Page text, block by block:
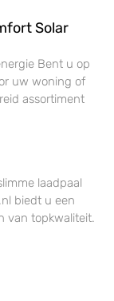
Solar
Bent u op
uw woning of
assortiment
laadpaal
biedt u een
van topkwaliteit.